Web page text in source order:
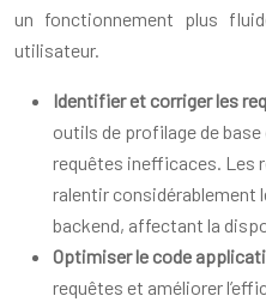
un fonctionnement plus
utilisateur.
Identifier et corriger les
outils de profilage de
requêtes inefficaces. Les
ralentir considérablement
backend, affectant la
Optimiser le code
requêtes et améliorer